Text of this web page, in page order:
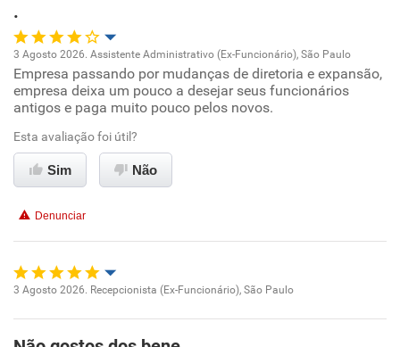
Recomenda esta empresa
.
Oportunidade de promoção
Ambiente de trabalho
Conciliação com a vida familiar
Não recomenda a diretoria
3 Agosto 2026. Assistente Administrativo (Ex-Funcionário), São Paulo
Empresa passando por mudanças de diretoria e expansão,
empresa deixa um pouco a desejar seus funcionários
antigos e paga muito pouco pelos novos.
Esta avaliação foi útil?
Sim Não
Denunciar
3 Agosto 2026. Recepcionista (Ex-Funcionário), São Paulo